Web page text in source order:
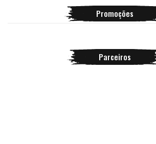
Promoções
Parceiros